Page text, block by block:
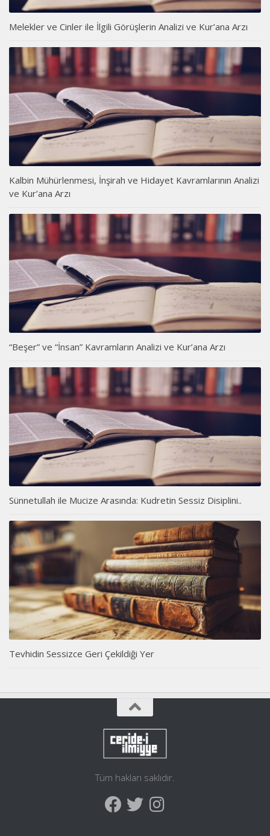
Melekler ve Cinler ile İlgili Görüşlerin Analizi ve Kur’ana Arzı
Kalbin Mühürlenmesi, İnşirah ve Hidayet Kavramlarının Analizi
ve Kur’ana Arzı
“Beşer” ve “İnsan” Kavramların Analizi ve Kur’ana Arzı
Sünnetullah ile Mucize Arasında: Kudretin Sessiz Disiplini..
Tevhidin Sessizce Geri Çekildiği Yer
Tüm hakları saklıdır.